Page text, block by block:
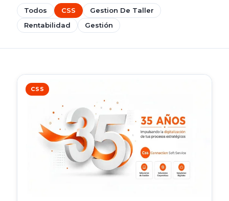
Todos CSS
Gestion De Taller
Rentabilidad
Gestión
CSS